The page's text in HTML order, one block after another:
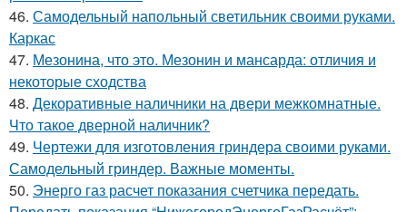
46. Самодельный напольный светильник своими руками.
Каркас
47. Мезонина, что это. Мезонин и мансарда: отличия и
некоторые сходства
48. Декоративные наличники на двери межкомнатные.
Что такое дверной наличник?
49. Чертежи для изготовления гриндера своими руками.
Самодельный гриндер. Важные моменты.
50. Энерго газ расчет показания счетчика передать.